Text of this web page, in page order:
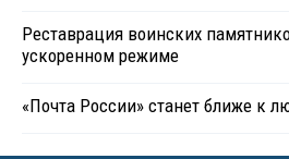
Реставрация воинских
ускоренном режиме
«Почта России» станет ближе к